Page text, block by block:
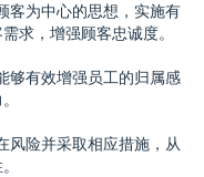
客为中心的思想，实施有
求，增强顾客忠诚度。
够有效增强员工的归属感
风险并采取相应措施，从